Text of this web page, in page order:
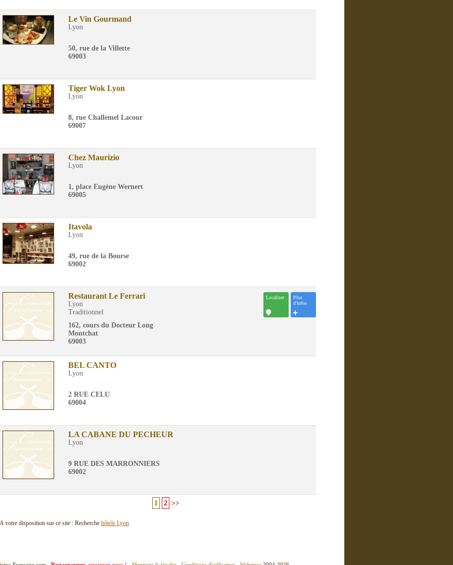
Le Vin Gourmand
Lyon
50, rue de la Villette
69003
Tiger Wok Lyon
Lyon
8, rue Challemel Lacour
69007
Chez Maurizio
Lyon
1, place Eugène Wernert
69005
Itavola
Lyon
49, rue de la Bourse
69002
Restaurant Le Ferrari
Lyon
Traditionnel
162, cours du Docteur Long
Montchat
69003
Plus
d'infos
Localiser
BEL CANTO
Lyon
2 RUE CELU
69004
LA CABANE DU PECHEUR
Lyon
9 RUE DES MARRONNIERS
69002
1 2 >>
A votre disposition sur ce site : Recherche hôtels Lyon